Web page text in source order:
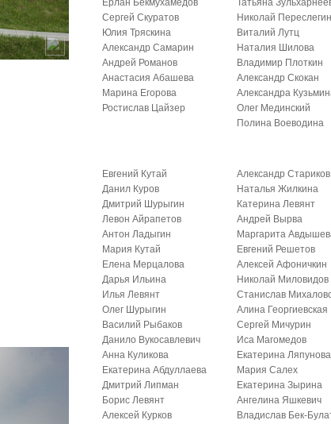
Ерлан Бекмухамедов
Сергей Скуратов
Юлия Тряскина
Александр Самарин
Андрей Романов
Анастасия Абашева
Марина Егорова
Ростислав Цайзер
Татьяна
Николай
Виталий Лутц
Наталия Шилова
Владимир Плоткин
Александр Скокан
Александра
Олег Мединский
Полина Воеводина
Евгений Кутай
Данил Куров
Дмитрий Шурыгин
Левон Айрапетов
Антон Ладыгин
Мария Кутай
Елена Мерцалова
Дарья Ильина
Илья Левянт
Олег Шурыгин
Василий Рыбаков
Данило Вукосавлевич
Анна Куликова
Екатерина Абдуллаева
Дмитрий Липман
Борис Левянт
Алексей Курков
Александр Стариков
Наталья Жилкина
Катерина Левянт
Андрей Вырва
Маргарита
Евгений Решетов
Алексей Афоничкин
Николай Миловидов
Станислав
Алина Георгиевская
Сергей Мичурин
Иса Магомедов
Екатерина Ляпунова
Мария Салех
Екатерина Зырина
Ангелина Яшкевич
Владислав Бек-